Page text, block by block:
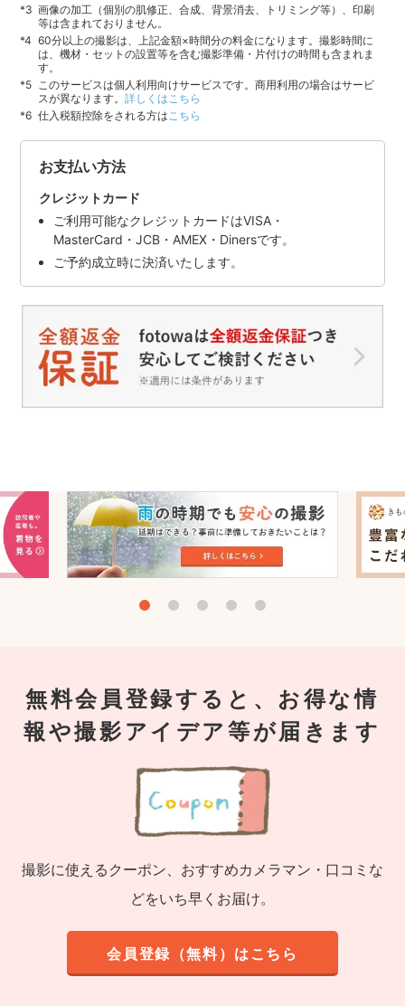
画像の加工（個別の肌修正、合成、背景消去、トリミング等）、印刷
等は含まれておりません。
60分以上の撮影は、上記金額×時間分の料金になります。撮影時間に
は、機材・セットの設置等を含む撮影準備・片付けの時間も含まれま
す。
このサービスは個人利用向けサービスです。商用利用の場合はサービ
スが異なります。詳しくはこちら
仕入税額控除をされる方は こちら
お支払い方法
クレジットカード
ご利用可能なクレジットカードはVISA・
MasterCard・JCB・AMEX・Dinersです。
ご予約成立時に決済いたします。
無料会員登録すると、お得な情
報や撮影アイデア等が届きます
撮影に使えるクーポン、おすすめカメラマン・口コミな
どをいち早くお届け。
会員登録（無料）はこちら